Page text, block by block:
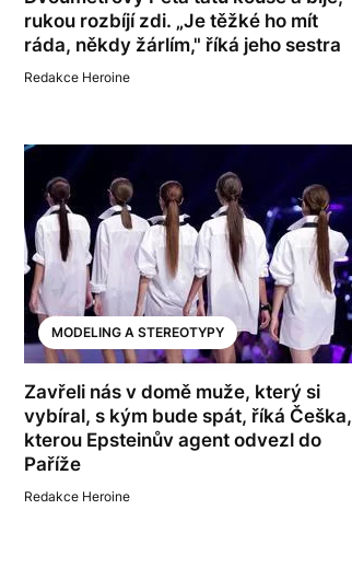
rukou rozbíjí zdi. „Je těžké ho mít
ráda, někdy žárlím," říká jeho sestra
Redakce Heroine
MODELING A STEREOTYPY
Zavřeli nás v domě muže, který si
vybíral, s kým bude spát, říká Češka,
kterou Epsteinův agent odvezl do
Paříže
Redakce Heroine